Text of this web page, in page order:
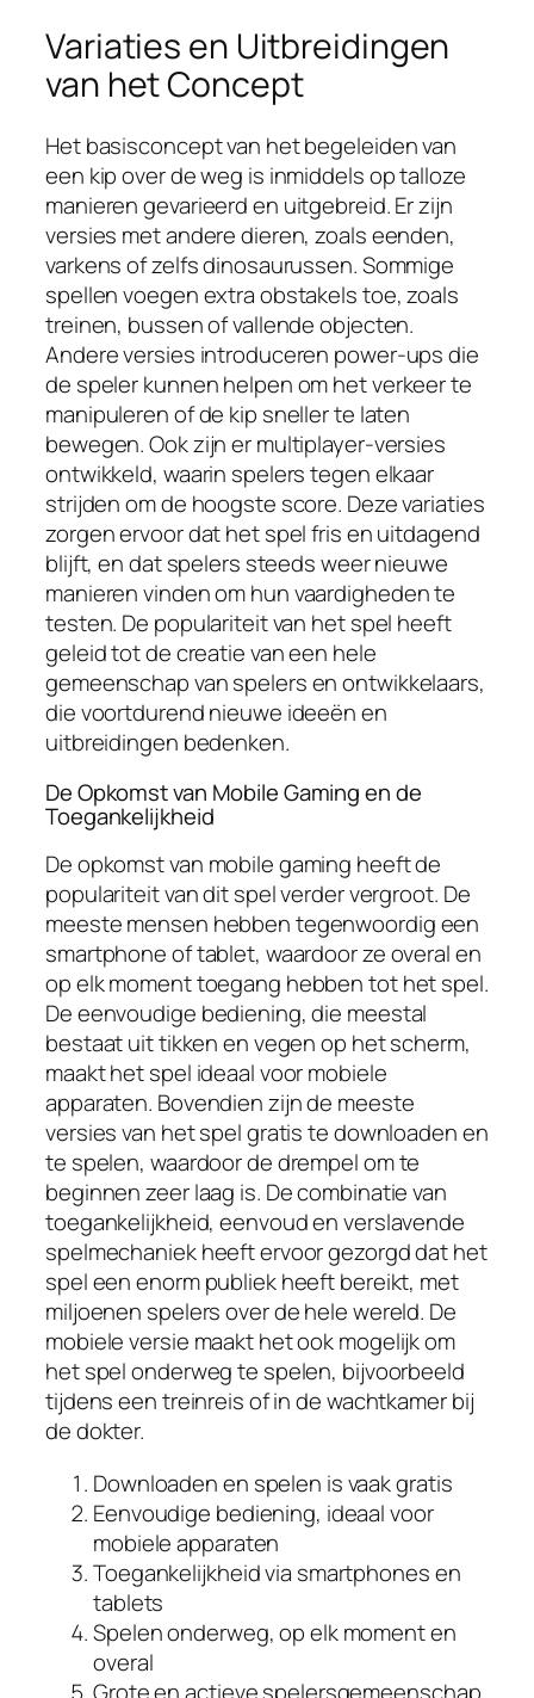
Variaties en Uitbreidingen
van het Concept
Het basisconcept van het begeleiden van
een kip over de weg is inmiddels op talloze
manieren gevarieerd en uitgebreid. Er zijn
versies met andere dieren, zoals eenden,
varkens of zelfs dinosaurussen. Sommige
spellen voegen extra obstakels toe, zoals
treinen, bussen of vallende objecten.
Andere versies introduceren power-ups die
de speler kunnen helpen om het verkeer te
manipuleren of de kip sneller te laten
bewegen. Ook zijn er multiplayer-versies
ontwikkeld, waarin spelers tegen elkaar
strijden om de hoogste score. Deze variaties
zorgen ervoor dat het spel fris en uitdagend
blijft, en dat spelers steeds weer nieuwe
manieren vinden om hun vaardigheden te
testen. De populariteit van het spel heeft
geleid tot de creatie van een hele
gemeenschap van spelers en ontwikkelaars,
die voortdurend nieuwe ideeën en
uitbreidingen bedenken.
De Opkomst van Mobile Gaming en de
Toegankelijkheid
De opkomst van mobile gaming heeft de
populariteit van dit spel verder vergroot. De
meeste mensen hebben tegenwoordig een
smartphone of tablet, waardoor ze overal en
op elk moment toegang hebben tot het spel.
De eenvoudige bediening, die meestal
bestaat uit tikken en vegen op het scherm,
maakt het spel ideaal voor mobiele
apparaten. Bovendien zijn de meeste
versies van het spel gratis te downloaden en
te spelen, waardoor de drempel om te
beginnen zeer laag is. De combinatie van
toegankelijkheid, eenvoud en verslavende
spelmechaniek heeft ervoor gezorgd dat het
spel een enorm publiek heeft bereikt, met
miljoenen spelers over de hele wereld. De
mobiele versie maakt het ook mogelijk om
het spel onderweg te spelen, bijvoorbeeld
tijdens een treinreis of in de wachtkamer bij
de dokter.
Downloaden en spelen is vaak gratis
Eenvoudige bediening, ideaal voor
mobiele apparaten
Toegankelijkheid via smartphones en
tablets
Spelen onderweg, op elk moment en
overal
Grote en actieve spelersgemeenschap